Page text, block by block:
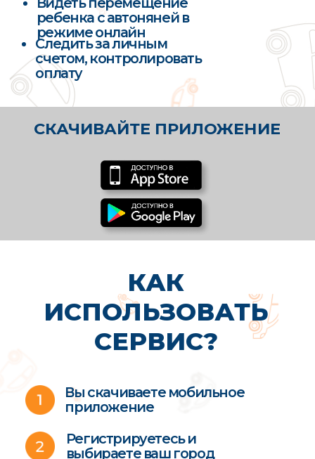
СРЕДНИЙ ВОЗРАСТ НАШИХ
ПРОВЕРКА ДОКУМЕНТОВ
СЛУЖБОЙ БЕЗОПАСНОСТИ
ПСИХОЛОГИЧЕСКОЕ
СОБЕСЕДОВАНИЕ
Это взрослые, надёжные и
внимательные люди, которые
выбирают работу с детьми
Водительское удостоверение,
наличие штрафов
Выявления уровня
стрессоустойчивости
Безаварийный стаж минимум 10 лет
Исправное техническое состояние
автомобиля
Отсутствие лишений прав, штрафов за
превышение скорости
Отсутствие судимостей
Опытработы с детьми либо опыт
материнства
Полное отсутствие вредных привычек